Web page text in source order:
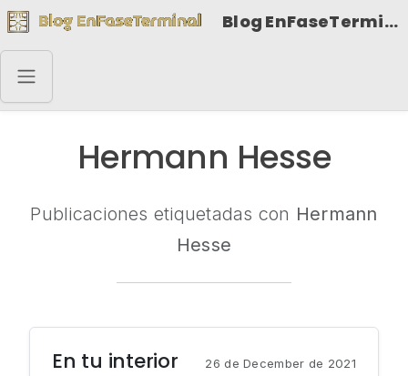
Blog EnFaseTerminal
Hermann Hesse
Publicaciones etiquetadas con Hermann
Hesse
En tu interior 26 de December de 2021